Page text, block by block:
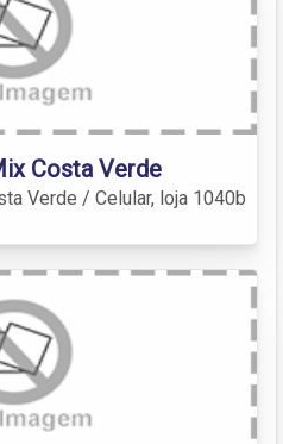
Costa Verde
Verde / Celular, loja 1040b